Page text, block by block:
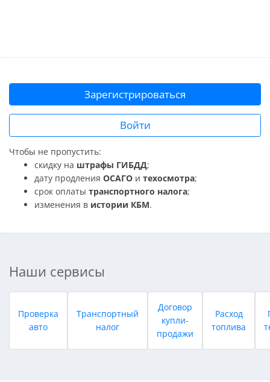
Зарегистрироваться
Войти
Чтобы не пропустить:
скидку на штрафы ГИБДД;
дату продления ОСАГО и техосмотра;
срок оплаты транспортного налога;
изменения в истории КБМ.
Наши сервисы
Проверка
авто
Транспортный
налог
Договор
купли-
продажи
Расход
топлива